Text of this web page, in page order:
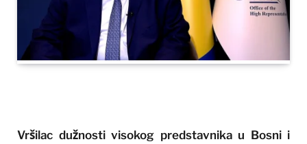
Vršilac dužnosti visokog predstavnika u Bosni i